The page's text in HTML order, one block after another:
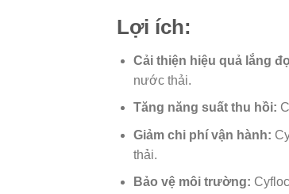
Lợi ích:
Cải thiện hiệu quả lắng
nước thải.
Tăng năng suất thu hồi:
Giảm chi phí vận hành:
thải.
Bảo vệ môi trường: